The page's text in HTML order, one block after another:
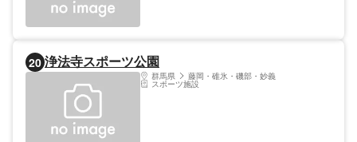
20 浄法寺スポーツ公園
群馬県 藤岡・碓氷・磯部・妙義
スポーツ施設